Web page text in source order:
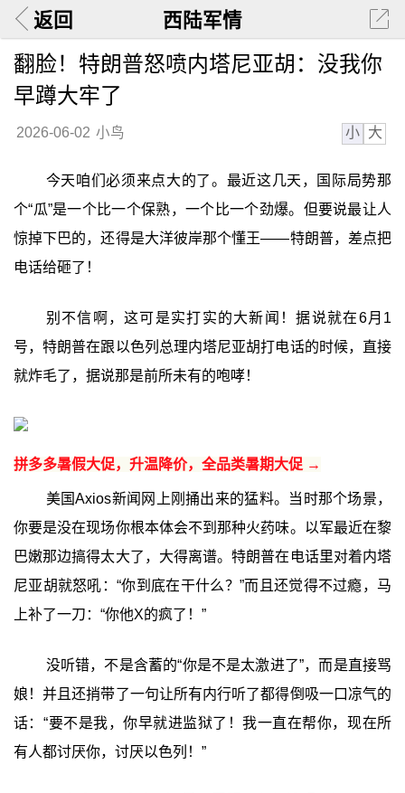
返回 西陆军情
翻脸！特朗普怒喷内塔尼亚胡：没我你
早蹲大牢了
2026-06-02 小鸟 小 大
今天咱们必须来点大的了。最近这几天，国际局势那
个“瓜”是一个比一个保熟，一个比一个劲爆。但要说最让人
惊掉下巴的，还得是大洋彼岸那个懂王——特朗普，差点把
电话给砸了！
别不信啊，这可是实打实的大新闻！据说就在6月1
号，特朗普在跟以色列总理内塔尼亚胡打电话的时候，直接
就炸毛了，据说那是前所未有的咆哮！
拼多多暑假大促，升温降价，全品类暑期大促 →
美国Axios新闻网上刚捅出来的猛料。当时那个场景，
你要是没在现场你根本体会不到那种火药味。以军最近在黎
巴嫩那边搞得太大了，大得离谱。特朗普在电话里对着内塔
尼亚胡就怒吼：“你到底在干什么？”而且还觉得不过瘾，马
上补了一刀：“你他X的疯了！”
没听错，不是含蓄的“你是不是太激进了”，而是直接骂
娘！并且还捎带了一句让所有内行听了都得倒吸一口凉气的
话：“要不是我，你早就进监狱了！我一直在帮你，现在所
有人都讨厌你，讨厌以色列！”